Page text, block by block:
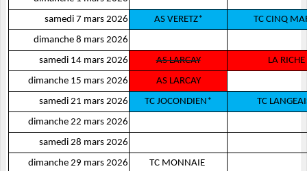
samedi 7 mars 2026
AS VERETZ*
TC CINQ
dimanche 8 mars 2026
samedi 14 mars 2026
AS LARCAY
LA
dimanche 15 mars 2026
AS LARCAY
samedi 21 mars 2026
TC JOCONDIEN*
TC
dimanche 22 mars 2026
samedi 28 mars 2026
dimanche 29 mars 2026
TC MONNAIE